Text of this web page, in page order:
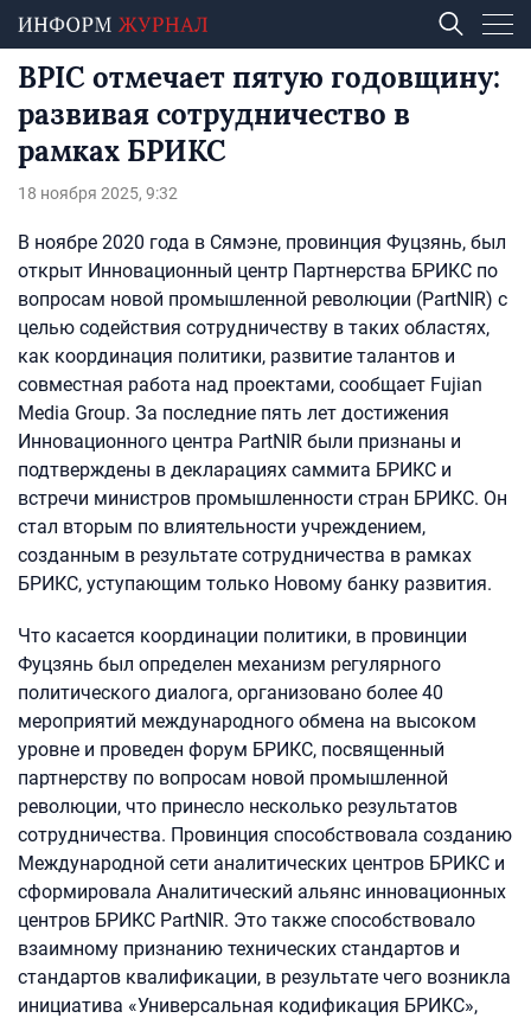
BPIC отмечает пятую годовщину:
развивая сотрудничество в
рамках БРИКС
18 ноября 2025, 9:32
В ноябре 2020 года в Сямэне, провинция Фуцзянь, был
открыт Инновационный центр Партнерства БРИКС по
вопросам новой промышленной революции (PartNIR) с
целью содействия сотрудничеству в таких областях,
как координация политики, развитие талантов и
совместная работа над проектами, сообщает Fujian
Media Group. За последние пять лет достижения
Инновационного центра PartNIR были признаны и
подтверждены в декларациях саммита БРИКС и
встречи министров промышленности стран БРИКС. Он
стал вторым по влиятельности учреждением,
созданным в результате сотрудничества в рамках
БРИКС, уступающим только Новому банку развития.
Что касается координации политики, в провинции
Фуцзянь был определен механизм регулярного
политического диалога, организовано более 40
мероприятий международного обмена на высоком
уровне и проведен форум БРИКС, посвященный
партнерству по вопросам новой промышленной
революции, что принесло несколько результатов
сотрудничества. Провинция способствовала созданию
Международной сети аналитических центров БРИКС и
сформировала Аналитический альянс инновационных
центров БРИКС PartNIR. Это также способствовало
взаимному признанию технических стандартов и
стандартов квалификации, в результате чего возникла
инициатива «Универсальная кодификация БРИКС»,